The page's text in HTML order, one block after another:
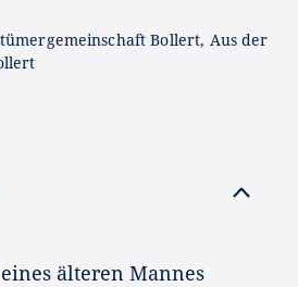
Bollert, Aus der
älteren Mannes